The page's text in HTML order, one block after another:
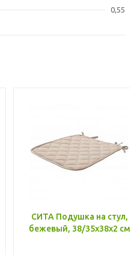
0,55
СИТА Подушка на стул,
бежевый, 38/35x38x2 см